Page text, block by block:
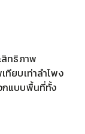
สิทธิภาพ
ทียบเท่าลำโพง
กแบบพื้นที่ทั้ง